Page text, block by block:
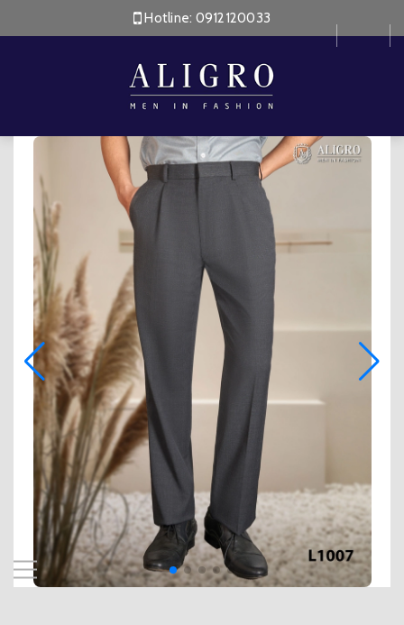
Hotline: 0912120033